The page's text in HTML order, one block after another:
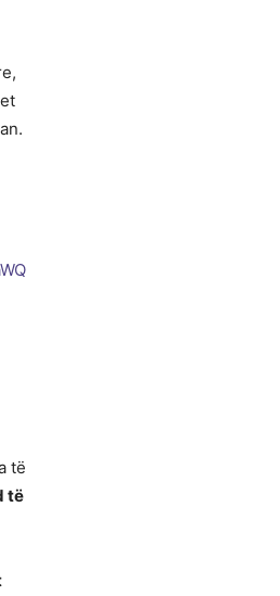
të
të